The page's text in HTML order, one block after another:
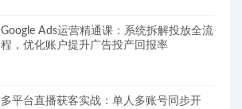
Google Ads运营精通课：系统拆解投放全流
程，优化账户提升广告投产回报率
多平台直播获客实战：单人多账号同步开